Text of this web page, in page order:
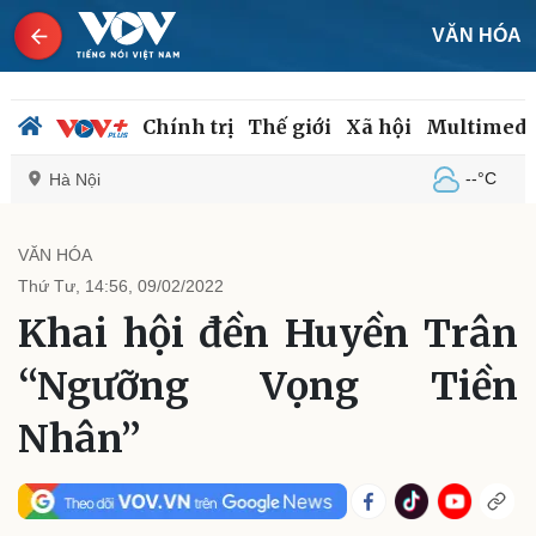
VĂN HÓA
Chính trị Thế giới Xã hội
Hà Nội --°C
Chính trị
Đảng
Tổ chức nhân sự
Quốc hội
Nhận diện sự thật
Tin 24h
Dự báo thời tiết
Giáo dục
Dấu ấn VOV
VĂN HÓA
Thứ Tư, 14:56, 09/02/2022
Khai hội đền Huyền Trân
“Ngưỡng Vọng Tiền
Nhân”